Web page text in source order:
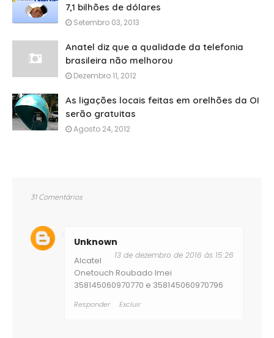
7,1 bilhões de dólares
Setembro 03, 2013
Anatel diz que a qualidade da telefonia
brasileira não melhorou
Dezembro 11, 2012
As ligações locais feitas em orelhões da OI
serão gratuitas
Agosto 24, 2012
31 Comentários
Unknown
13 de dezembro de 2016 às 15:26
Alcatel
Onetouch Roubado Imei
358145060970770 e 358145060970796
Responder Excluir